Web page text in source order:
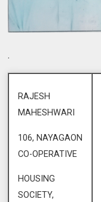
.
RAJESH
MAHESHWARI
106, NAYAGAON
CO-OPERATIVE
HOUSING
SOCIETY,